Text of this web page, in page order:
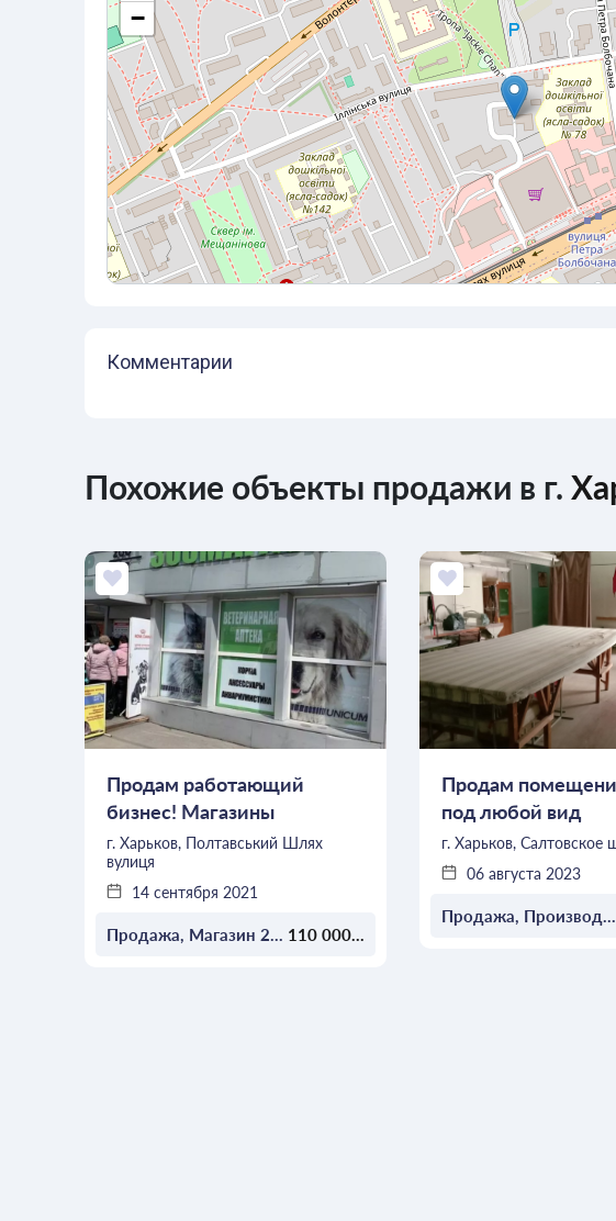
−
Комментарии
Похожие объекты продажи в г.
Продам работающий
бизнес! Магазины
Зоотоваров по городу
г. Харьков, Полтавський Шлях
вулиця
14 сентября 2021
Продажа, Магазин 200м 2 110 000 $
Продам
под любой вид
деятельности на
г. Харьков, Салтовское
06 августа 2023
Продажа, Производство 213м